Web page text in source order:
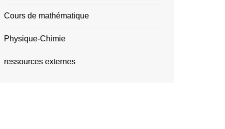
Cours de mathématique
Physique-Chimie
ressources externes